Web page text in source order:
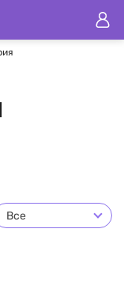
Все